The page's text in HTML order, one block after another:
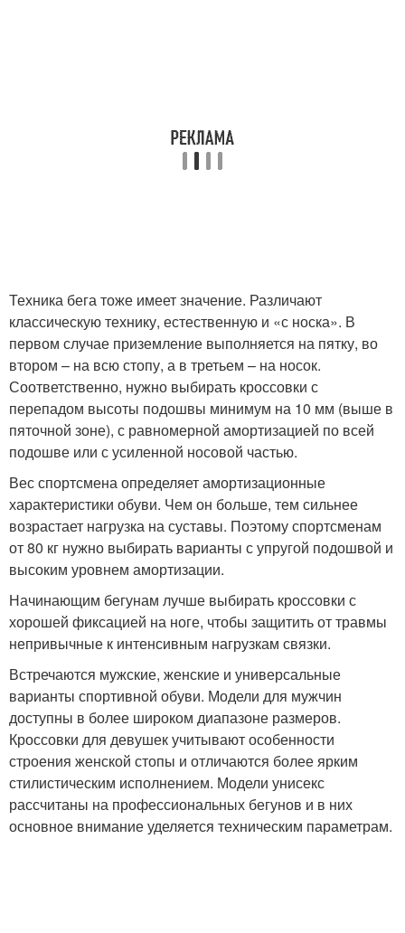
Техника бега тоже имеет значение. Различают
классическую технику, естественную и «с носка». В
первом случае приземление выполняется на пятку, во
втором – на всю стопу, а в третьем – на носок.
Соответственно, нужно выбирать кроссовки с
перепадом высоты подошвы минимум на 10 мм (выше в
пяточной зоне), с равномерной амортизацией по всей
подошве или с усиленной носовой частью.
Вес спортсмена определяет амортизационные
характеристики обуви. Чем он больше, тем сильнее
возрастает нагрузка на суставы. Поэтому спортсменам
от 80 кг нужно выбирать варианты с упругой подошвой и
высоким уровнем амортизации.
Начинающим бегунам лучше выбирать кроссовки с
хорошей фиксацией на ноге, чтобы защитить от травмы
непривычные к интенсивным нагрузкам связки.
Встречаются мужские, женские и универсальные
варианты спортивной обуви. Модели для мужчин
доступны в более широком диапазоне размеров.
Кроссовки для девушек учитывают особенности
строения женской стопы и отличаются более ярким
стилистическим исполнением. Модели унисекс
рассчитаны на профессиональных бегунов и в них
основное внимание уделяется техническим параметрам.